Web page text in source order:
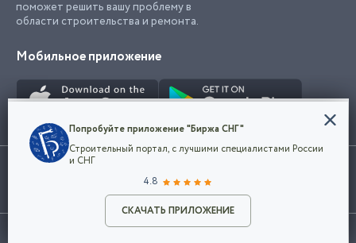
Разместить объявление
поможет решить вашу проблему в
области строительства и ремонта.
Мобильное приложение
Использование сайта, в том числе подача объявлений, означает
марки представленные на сайте являются собственностью их
©2026Биржа СНГ
Конфиденциальность
Мы используем файлы cookie, чтобы сделать
наш сайт удобным для каждого
Политикой конфиденциальности компании
и принимаете условия использования cookie.
Попробуйте приложение "Биржа СНГ"
Строительный портал, с лучшими специалистами России
и СНГ
4.8
СКАЧАТЬ ПРИЛОЖЕНИЕ